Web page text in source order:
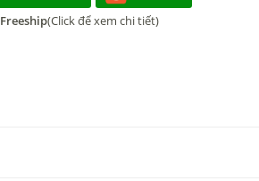
Freeship(Click để xem chi tiết)